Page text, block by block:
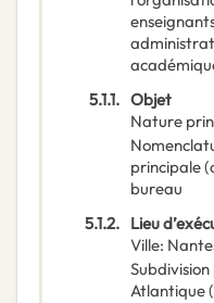
5.1.1. Objet
Nature
principale(
bureau
5.1.2. Lieu
Ville:
Subdivision
Atlantique(